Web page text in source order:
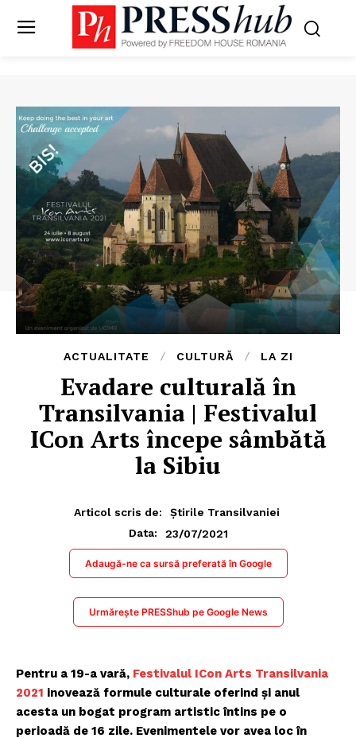
ACTUALITATE CULTURĂ LA ZI
Evadare culturală în
Transilvania | Festivalul
ICon Arts începe sâmbătă
la Sibiu
Articol scris de:
Știrile Transilvaniei
Data:
23/07/2021
Adaugă-ne ca sursă preferată în Google
Urmărește PRESShub pe Google News
Pentru a 19-a vară, Festivalul ICon Arts Transilvania
2021 inovează formule culturale oferind și anul
acesta un bogat program artistic întins pe o
perioadă de 16 zile. Evenimentele vor avea loc în